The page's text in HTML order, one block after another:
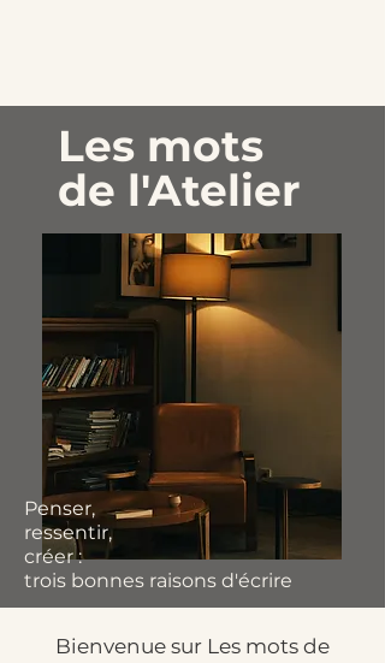
Les mots
de l'Atelier
Penser,
ressentir,
créer :
trois bonnes raisons d'écrire
Bienvenue sur Les mots de